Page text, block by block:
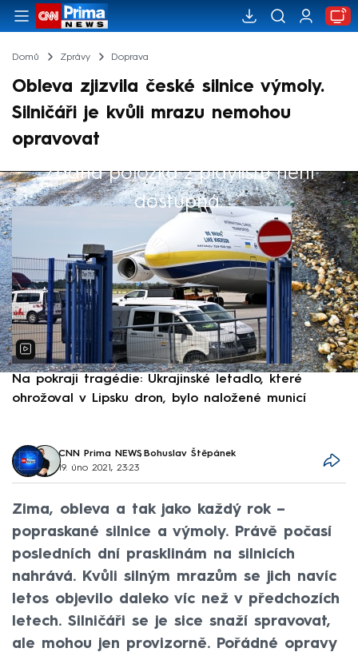
Domů Zprávy Doprava
Obleva zjizvila české silnice výmoly.
Silničáři je kvůli mrazu nemohou
opravovat
Žádná položka z playlistu není
dostupná.
Výběr redakce
Na pokraji tragédie: Ukrajinské letadlo, které
ohrožoval v Lipsku dron, bylo naložené municí
CNN Prima NEWS, Bohuslav Štěpánek
19. úno 2021, 23:23
Zima, obleva a tak jako každý rok –
popraskané silnice a výmoly. Právě počasí
posledních dní prasklinám na silnicích
nahrává. Kvůli silným mrazům se jich navíc
letos objevilo daleko víc než v předchozích
letech. Silničáři se je sice snaží spravovat,
ale mohou jen provizorně. Pořádné opravy